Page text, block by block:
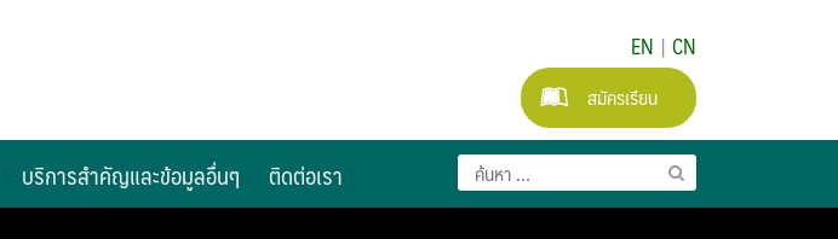
EN | CN
สมัครเรียน
บริการสำคัญและข้อมูลอื่นๆ ติดต่อเรา